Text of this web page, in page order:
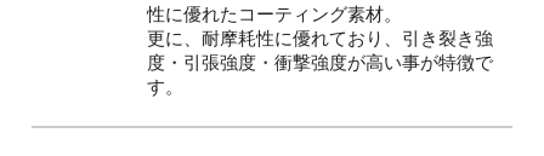
性に優れたコーティング素材。
更に、耐摩耗性に優れており、引き裂き強
度・引張強度・衝撃強度が高い事が特徴で
す。